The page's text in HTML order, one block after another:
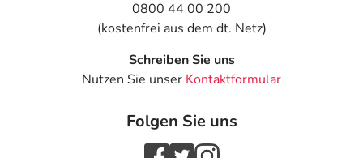
0800 44 00 200
(kostenfrei aus dem dt. Netz)
Schreiben Sie uns
Nutzen Sie unser Kontaktformular
Folgen Sie uns